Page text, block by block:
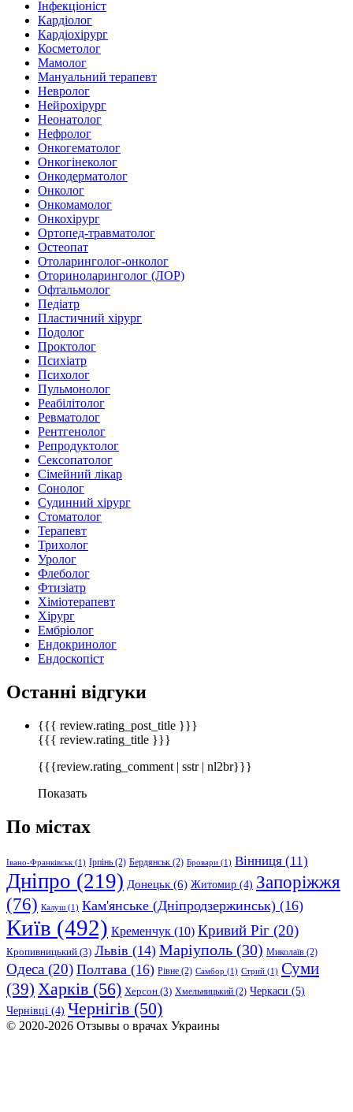
Інфекціоніст
Кардіолог
Кардіохірург
Косметолог
Мамолог
Мануальний терапевт
Невролог
Нейрохірург
Неонатолог
Нефролог
Онкогематолог
Онкогінеколог
Онкодерматолог
Онколог
Онкомамолог
Онкохірург
Ортопед-травматолог
Остеопат
Отоларинголог-онколог
Оториноларинголог (ЛОР)
Офтальмолог
Педіатр
Пластичний хірург
Подолог
Проктолог
Психіатр
Психолог
Пульмонолог
Реабілітолог
Ревматолог
Рентгенолог
Репродуктолог
Сексопатолог
Сімейний лікар
Сонолог
Судинний хірург
Стоматолог
Терапевт
Трихолог
Уролог
Флеболог
Фтизіатр
Хіміотерапевт
Хірург
Ембріолог
Ендокринолог
Ендоскопіст
Останні відгуки
{{{ review.rating_post_title }}}
{{{ review.rating_title }}}
{{{review.rating_comment | sstr | nl2br}}}
Показать
По містах
Івано-Франківськ (1) Ірпінь (2) Бердянськ (2) Бровари (1) Вінниця (11)
Дніпро (219) Донецьк (6) Житомир (4) Запоріжжя
(76) Калуш (1) Кам'янське (Дніпродзержинськ) (16)
Київ (492) Кременчук (10) Кривий Ріг (20)
Кропивницький (3) Львів (14) Маріуполь (30) Миколаїв (2)
Одеса (20) Полтава (16) Рівне (2) Самбор (1) Стрий (1) Суми
(39) Харків (56) Херсон (3) Хмельницький (2) Черкаси (5)
Чернівці (4) Чернігів (50)
© 2020-2026 Отзывы о врачах Украины